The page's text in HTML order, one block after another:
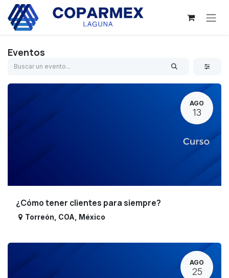
Ir al contenido
Eventos
AGO
13
¿Cómo tener clientes para siempre?
Torreón COA México
AGO
25